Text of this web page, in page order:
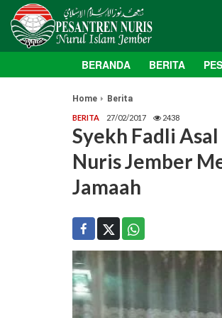
BERANDA BERITA
Home Berita
BERITA 27/02/2017 2438
Syekh Fadli
Nuris Jember
Jamaah